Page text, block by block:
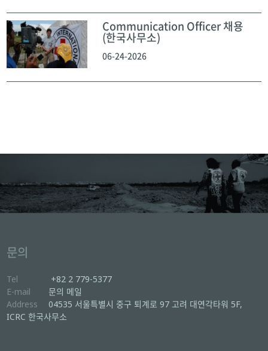
Communication Officer 채용
(한국사무소)
06-24-2026
문의
Tel
+82 2 779-5377
E-mail
문의 메일
Address
04535 서울특별시 중구 퇴계로 97 고려 대연각타워 5F,
ICRC 한국사무소